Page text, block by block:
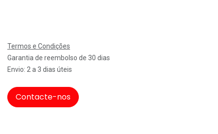
Termos e Condições
Garantia de reembolso de 30 dias
Envio: 2 a 3 dias úteis
Contacte-nos